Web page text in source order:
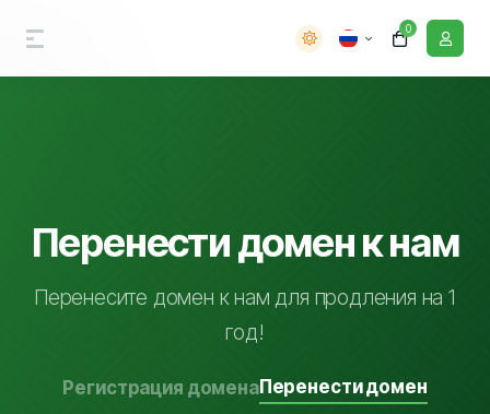
0
Перенести домен к нам
Перенесите домен к нам для продления на 1
год!
Регистрация доменаПеренести домен